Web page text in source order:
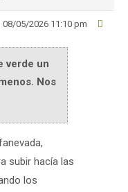
08/05/2026 11:10 pm
verde un
Nos
subir hacía las
los